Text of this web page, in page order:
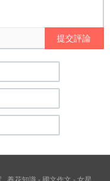
提交評論
養花知識 - 國文作文 -女星